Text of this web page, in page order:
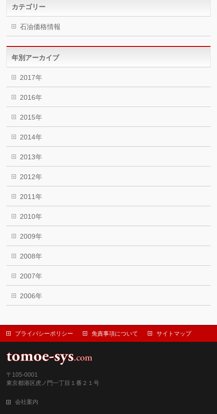
カテゴリー
石油価格情報
年別アーカイブ
2017年
2016年
2015年
2014年
2013年
2012年
2011年
2010年
2009年
2008年
2007年
2006年
プライバシーポリシー 免責事項について サイトマップ
〒105-0001
東京都港区虎ノ門一丁目１番２１号
会社案内